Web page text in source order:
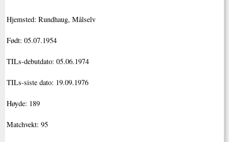
Hjemsted: Rundhaug, Målselv
Født: 05.07.1954
TILs-debutdato: 05.06.1974
TILs-siste dato: 19.09.1976
Høyde: 189
Matchvekt: 95